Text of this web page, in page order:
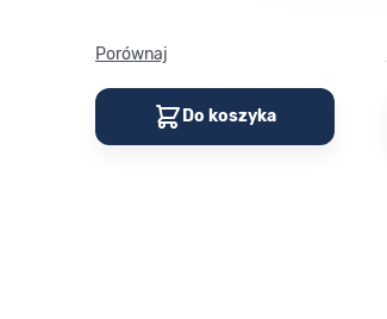
Porównaj
Do koszyka